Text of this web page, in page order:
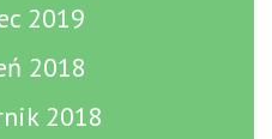
2019
2018
2018